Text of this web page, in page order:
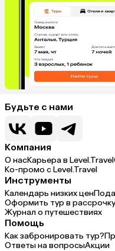
Будьте с нами
Компания
О насКарьера в Level.Travel
Ко-промо с Level.Travel
Инструменты
Календарь низких цен
Оформить тур в рассрочку
Журнал о путешествиях
Помощь
Как забронировать тур?
Ответы на вопросыАкции